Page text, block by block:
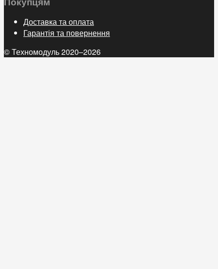
Доставка та оплата
Гарантія та повернення
© Техномодуль 2020–2026